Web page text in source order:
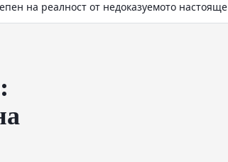
на реалност от недоказуемото настояще